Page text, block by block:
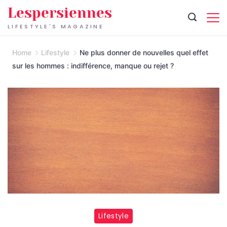
Skip
toLIFESTYLE'S MAGAZINE
Lespersiennes
Home Lifestyle
Ne plus donner de nouvelles quel effet
sur les hommes : indifférence, manque ou rejet ?
Lifestyle